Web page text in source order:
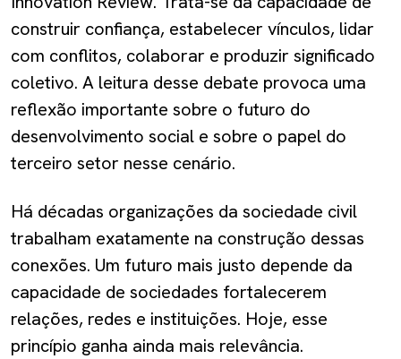
construir confiança, estabelecer vínculos, lidar
com conflitos, colaborar e produzir significado
coletivo. A leitura desse debate provoca uma
reflexão importante sobre o futuro do
desenvolvimento social e sobre o papel do
terceiro setor nesse cenário.
Há décadas organizações da sociedade civil
trabalham exatamente na construção dessas
conexões. Um futuro mais justo depende da
capacidade de sociedades fortalecerem
relações, redes e instituições. Hoje, esse
princípio ganha ainda mais relevância.